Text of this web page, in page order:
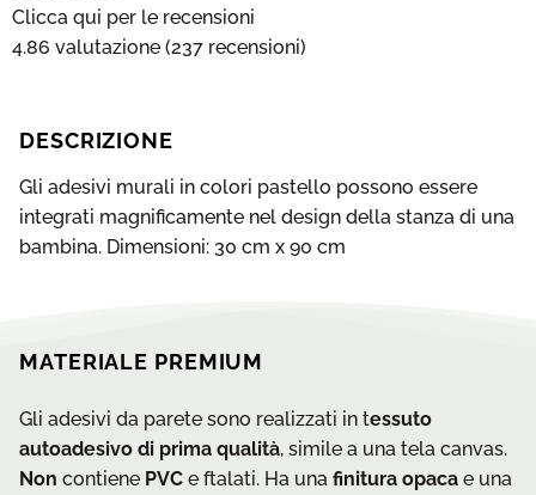
Clicca qui per le recensioni
4.86 valutazione (237 recensioni)
DESCRIZIONE
Gli adesivi murali in colori pastello possono essere
integrati magnificamente nel design della stanza di una
bambina. Dimensioni: 30 cm x 90 cm
MATERIALE PREMIUM
Gli adesivi da parete sono realizzati in tessuto
autoadesivo di prima qualità, simile a una tela canvas.
Non contiene PVC e ftalati. Ha una finitura opaca e una